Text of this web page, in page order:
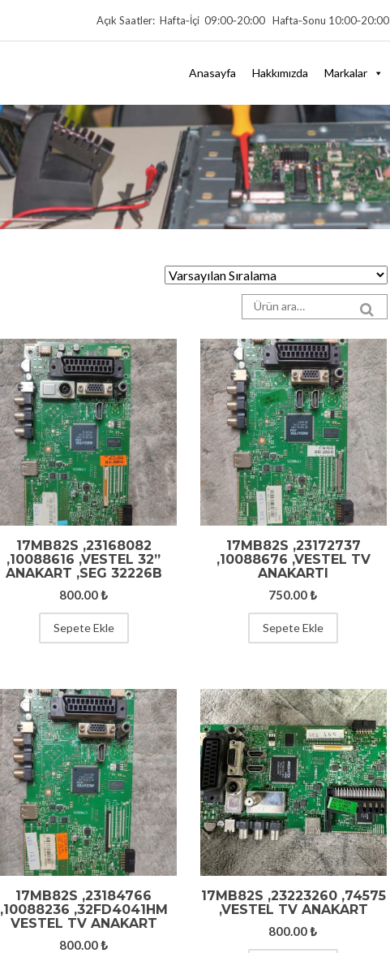
Açık Saatler: Hafta‑İçi 09:00‑20:00 Hafta‑Sonu 10:00‑20:00
Anasayfa Hakkımızda Markalar
Arama sonuçları:
17MB82S ,23168082
,10088616 ,VESTEL 32”
ANAKART ,SEG 32226B
800.00₺
Sepete Ekle
17MB82S ,23172737
,10088676 ,VESTEL TV
ANAKARTI
750.00₺
Sepete Ekle
17MB82S ,23184766
,10088236 ,32FD4041HM
VESTEL TV ANAKART
800.00₺
17MB82S ,23223260 ,74575
,VESTEL TV ANAKART
800.00₺